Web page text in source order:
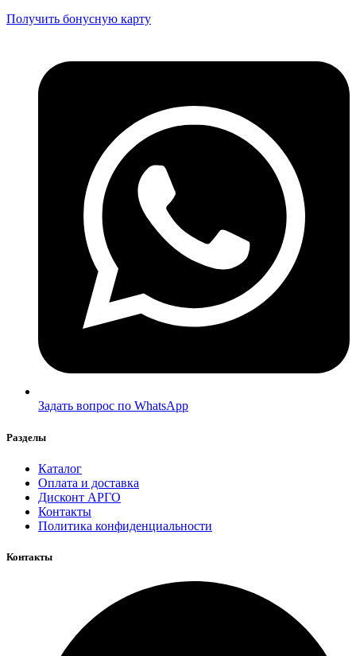
Получить бонусную карту
Задать вопрос по WhatsApp
Разделы
Каталог
Оплата и доставка
Дисконт АРГО
Контакты
Политика конфиденциальности
Контакты